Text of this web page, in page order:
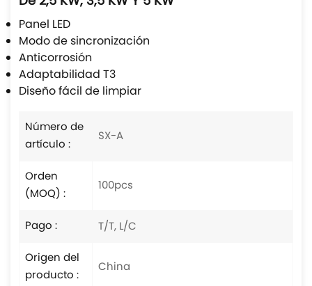
Panel LED
Modo de sincronización
Anticorrosión
Adaptabilidad T3
Diseño fácil de limpiar
Número de
artículo :
SX-A
Orden
(MOQ) :
100pcs
Pago :
T/T, L/C
Origen del
producto :
China